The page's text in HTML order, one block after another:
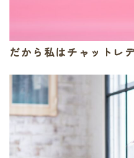
だから私はチャットレ